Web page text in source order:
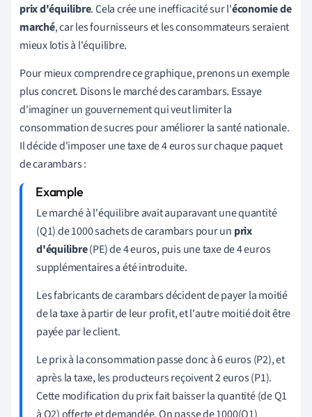
prix d'équilibre. Cela crée une inefficacité sur l'économie de
marché, car les fournisseurs et les consommateurs seraient
mieux lotis à l'équilibre.
Pour mieux comprendre ce graphique, prenons un exemple
plus concret. Disons le marché des carambars. Essaye
d'imaginer un gouvernement qui veut limiter la
consommation de sucres pour améliorer la santé nationale.
Il décide d'imposer une taxe de 4 euros sur chaque paquet
de carambars :
Le marché à l'équilibre avait auparavant une quantité
(Q1) de 1000 sachets de carambars pour un prix
d'équilibre(PE)de 4 euros, puis une taxe de 4 euros
supplémentaires a été introduite.
Les fabricants de carambars décident de payer la moitié
de la taxe à partir de leur profit, et l'autre moitié doit être
payée par le client.
Le prix à la consommation passe donc à 6 euros (P2), et
après la taxe, les producteurs reçoivent 2 euros (P1).
Cette modification du prix fait baisser la quantité (de Q1